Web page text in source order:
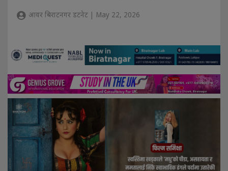
आवर बिराटनगर डटनेट | May 22, 2026